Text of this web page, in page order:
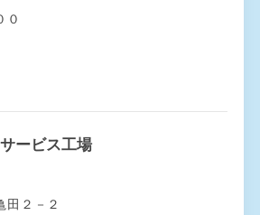
０
ービス工場
田２－２